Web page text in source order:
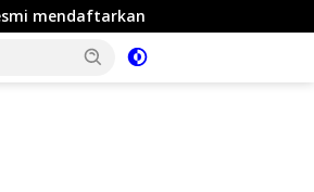
sebagai calon Kepala Desa Jejalen